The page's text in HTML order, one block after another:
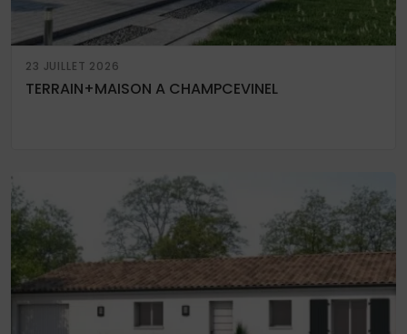
23 JUILLET 2026
TERRAIN+MAISON A CHAMPCEVINEL